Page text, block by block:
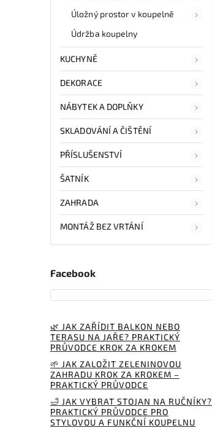
Úložný prostor v koupelně
Údržba koupelny
KUCHYNĚ
DEKORACE
NÁBYTEK A DOPLŇKY
SKLADOVÁNÍ A ČIŠTĚNÍ
PŘÍSLUŠENSTVÍ
ŠATNÍK
ZAHRADA
MONTÁŽ BEZ VRTÁNÍ
Facebook
🌿 JAK ZAŘÍDIT BALKON NEBO
TERASU NA JAŘE? PRAKTICKÝ
PRŮVODCE KROK ZA KROKEM
🌱 JAK ZALOŽIT ZELENINOVOU
ZAHRADU KROK ZA KROKEM –
PRAKTICKÝ PRŮVODCE
🛁 JAK VYBRAT STOJAN NA RUČNÍKY?
PRAKTICKÝ PRŮVODCE PRO
STYLOVOU A FUNKČNÍ KOUPELNU